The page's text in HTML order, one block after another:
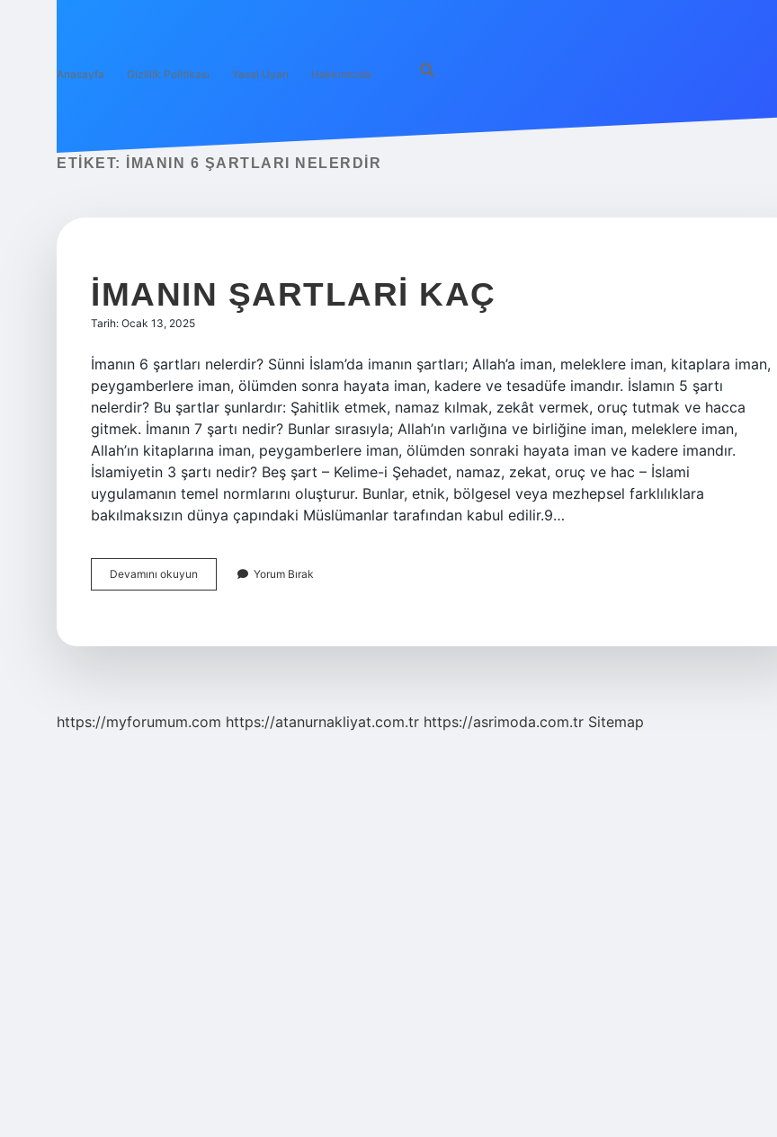
Anasayfa Gizlilik Politikası Yasal Uyarı Hakkımızda
ETIKET: İMANIN 6 ŞARTLARI NELERDIR
İMANIN ŞARTLARI KAÇ
Tarih: Ocak 13, 2025
İmanın 6 şartları nelerdir? Sünni İslam’da imanın şartları; Allah’a iman, meleklere iman, kitaplara iman,
peygamberlere iman, ölümden sonra hayata iman, kadere ve tesadüfe imandır. İslamın 5 şartı
nelerdir? Bu şartlar şunlardır: Şahitlik etmek, namaz kılmak, zekât vermek, oruç tutmak ve hacca
gitmek. İmanın 7 şartı nedir? Bunlar sırasıyla; Allah’ın varlığına ve birliğine iman, meleklere iman,
Allah’ın kitaplarına iman, peygamberlere iman, ölümden sonraki hayata iman ve kadere imandır.
İslamiyetin 3 şartı nedir? Beş şart – Kelime-i Şehadet, namaz, zekat, oruç ve hac – İslami
uygulamanın temel normlarını oluşturur. Bunlar, etnik, bölgesel veya mezhepsel farklılıklara
bakılmaksızın dünya çapındaki Müslümanlar tarafından kabul edilir.9…
Devamını okuyun
Şartlari
Yorum Bırak
https://myforumum.com https://atanurnakliyat.com.tr https://asrimoda.com.tr Sitemap